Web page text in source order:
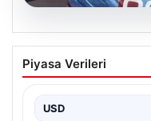
05.08.2026
Mohamed
Galatasaraylı
Piyasa Verileri
USD